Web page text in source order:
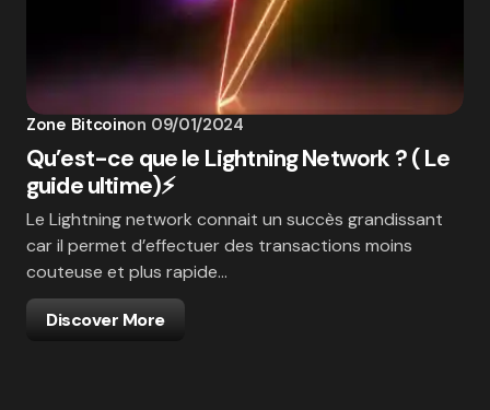
Zone Bitcoinon 09/01/2024
Qu’est-ce que le Lightning Network ? ( Le
guide ultime)⚡
Le Lightning network connait un succès grandissant
car il permet d’effectuer des transactions moins
couteuse et plus rapide…
Discover More